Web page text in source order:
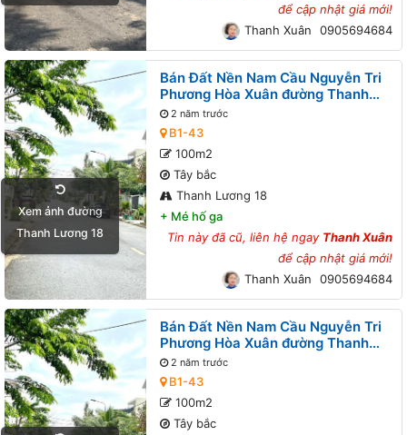
để cập nhật giá mới!
Thanh Xuân
0905694684
Xem ảnh đường
Thanh Lương 18
Bán Đất Nền Nam Cầu Nguyễn Tri
Phương Hòa Xuân đường Thanh
Lương 18 B1-43 lô 7x
2 năm trước
B1-43
100m2
Tây bắc
Thanh Lương 18
+ Mé hố ga
Tin này đã cũ, liên hệ ngay Thanh Xuân
để cập nhật giá mới!
Thanh Xuân
0905694684
Bán Đất Nền Nam Cầu Nguyễn Tri
Phương Hòa Xuân đường Thanh
Lương 18 B1-43 lô 9x
2 năm trước
B1-43
100m2
Tây bắc